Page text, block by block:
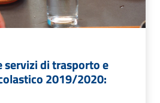
servizi di trasporto e
2019/2020: